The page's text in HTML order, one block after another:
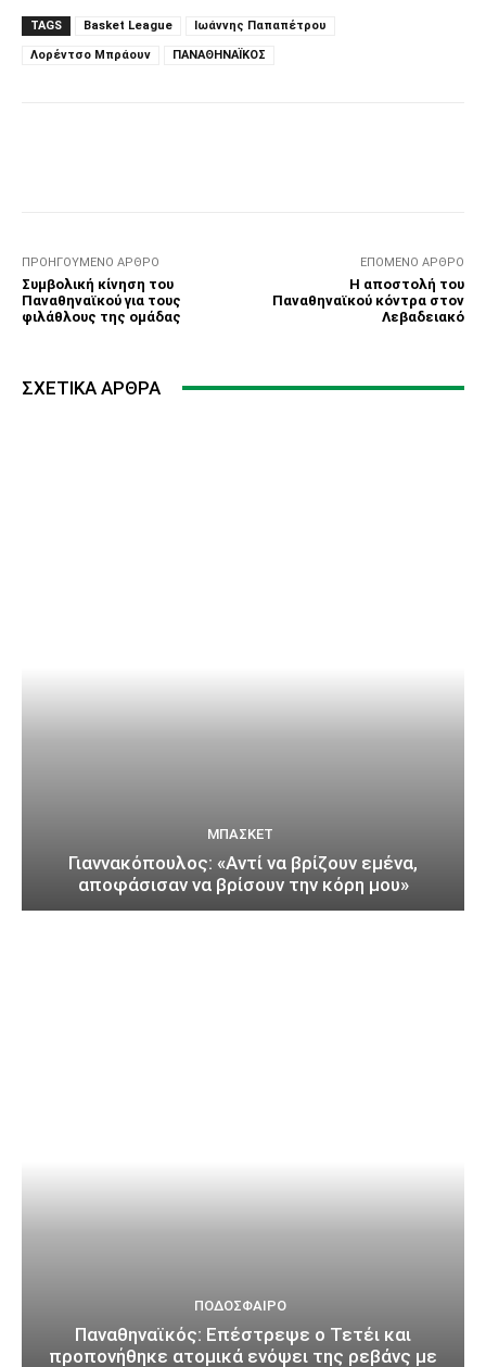
TAGS Basket League Ιωάννης Παπαπέτρου
Λορέντσο Μπράουν ΠΑΝΑΘΗΝΑΪΚΟΣ
ΠΡΟΗΓΟΎΜΕΝΟ ΆΡΘΡΟ
Συμβολική κίνηση του
Παναθηναϊκού για τους
φιλάθλους της ομάδας
ΕΠΌΜΕΝΟ ΆΡΘΡΟ
Η αποστολή του
Παναθηναϊκού κόντρα στον
Λεβαδειακό
ΣΧΕΤΙΚΆ ΆΡΘΡΑ
ΜΠΆΣΚΕΤ
Γιαννακόπουλος: «Αντί να βρίζουν εμένα,
αποφάσισαν να βρίσουν την κόρη μου»
ΠΟΔΌΣΦΑΙΡΟ
Παναθηναϊκός: Επέστρεψε ο Τετέι και
προπονήθηκε ατομικά ενόψει της ρεβάνς με